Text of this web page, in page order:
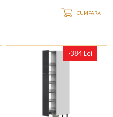
CUMPARA
-384 Lei